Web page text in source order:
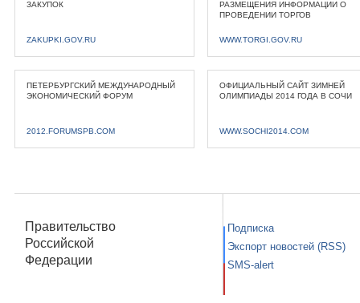
ЗАКУПОК
ZAKUPKI.GOV.RU
РАЗМЕЩЕНИЯ ИНФОРМАЦИИ О
ПРОВЕДЕНИИ ТОРГОВ
WWW.TORGI.GOV.RU
ПЕТЕРБУРГСКИЙ МЕЖДУНАРОДНЫЙ
ЭКОНОМИЧЕСКИЙ ФОРУМ
2012.FORUMSPB.COM
ОФИЦИАЛЬНЫЙ САЙТ ЗИМНЕЙ
ОЛИМПИАДЫ 2014 ГОДА В СОЧИ
WWW.SOCHI2014.COM
Правительство
Российской
Федерации
Подписка
Экспорт новостей (RSS)
SMS-alert